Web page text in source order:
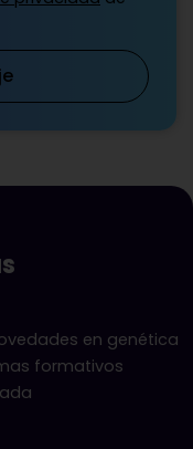
en genética
formativos